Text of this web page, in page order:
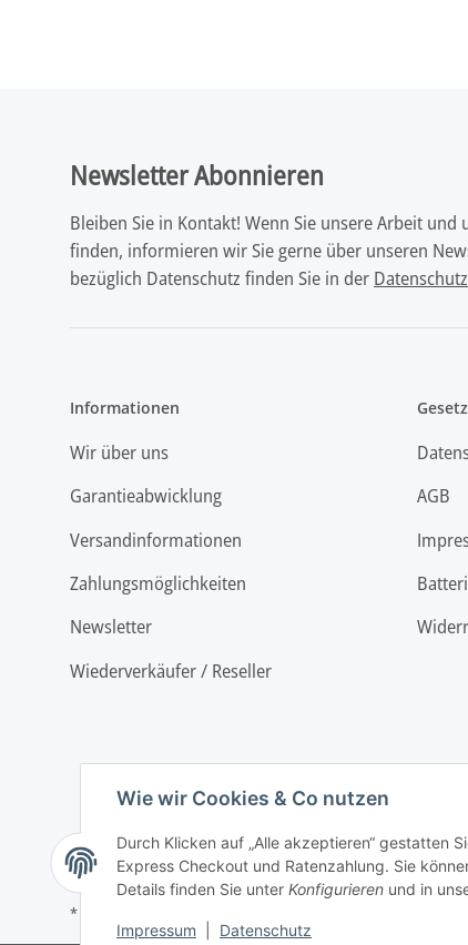
Wie wir Cookies & Co nutzen
Durch Klicken auf „Alle akzeptieren“ gestatten
Express Checkout und Ratenzahlung. Sie
Details finden Sie unter Konfigurieren und in
Impressum Datenschutz
Newsletter Abonnieren
Bleiben Sie in Kontakt! Wenn Sie unsere Arbeit
finden, informieren wir Sie gerne über unseren
bezüglich Datenschutz finden Sie in der
Informationen
Wir über uns
Garantieabwicklung
Versandinformationen
Zahlungsmöglichkeiten
Newsletter
Wiederverkäufer / Reseller
AGB
* Alle Preise inkl. gesetzlicher USt., zzgl.